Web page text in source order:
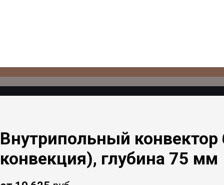
Внутрипольный
конвекция), глубина 75 мм